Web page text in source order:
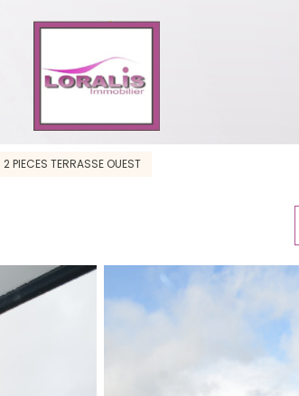
2 PIECES TERRASSE OUEST